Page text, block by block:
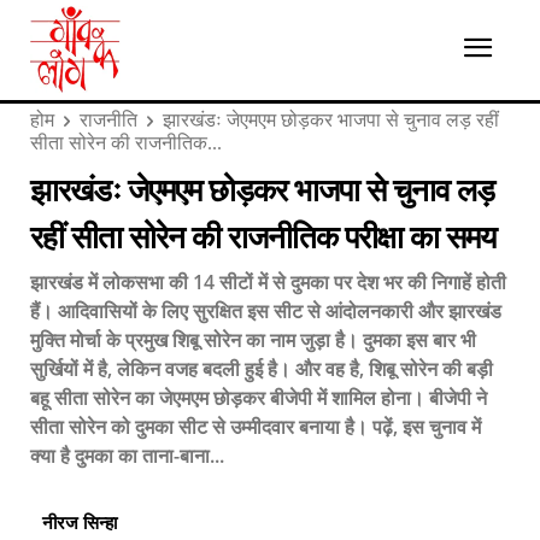
होम राजनीति
झारखंडः जेएमएम छोड़कर भाजपा से चुनाव लड़ रहीं
सीता सोरेन की राजनीतिक...
झारखंडः जेएमएम छोड़कर भाजपा से चुनाव लड़
रहीं सीता सोरेन की राजनीतिक परीक्षा का समय
झारखंड में लोकसभा की 14 सीटों में से दुमका पर देश भर की निगाहें होती
हैं। आदिवासियों के लिए सुरक्षित इस सीट से आंदोलनकारी और झारखंड
मुक्ति मोर्चा के प्रमुख शिबू सोरेन का नाम जुड़ा है। दुमका इस बार भी
सुर्खियों में है, लेकिन वजह बदली हुई है। और वह है, शिबू सोरेन की बड़ी
बहू सीता सोरेन का जेएमएम छोड़कर बीजेपी में शामिल होना। बीजेपी ने
सीता सोरेन को दुमका सीट से उम्मीदवार बनाया है। पढ़ें, इस चुनाव में
क्या है दुमका का ताना-बाना...
नीरज सिन्हा